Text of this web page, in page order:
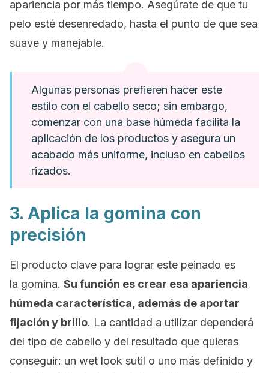
apariencia por más tiempo. Asegúrate de que tu
pelo esté desenredado, hasta el punto de que sea
suave y manejable.
Algunas personas prefieren hacer este
estilo con el cabello seco; sin embargo,
comenzar con una base húmeda facilita la
aplicación de los productos y asegura un
acabado más uniforme, incluso en cabellos
rizados.
3. Aplica la gomina con
precisión
El producto clave para lograr este peinado es
la gomina. Su función es crear esa apariencia
húmeda característica, además de aportar
fijación y brillo. La cantidad a utilizar dependerá
del tipo de cabello y del resultado que quieras
conseguir: un wet look sutil o uno más definido y